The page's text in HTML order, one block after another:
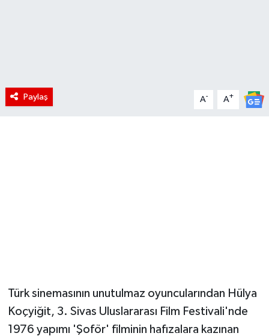
Paylaş A- A+
Türk sinemasının unutulmaz oyuncularından Hülya
Koçyiğit, 3. Sivas Uluslararası Film Festivali'nde
1976 yapımı 'Şoför' filminin hafızalara kazınan